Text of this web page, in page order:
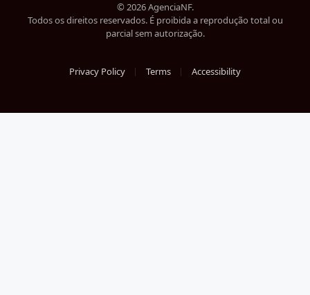
© 2026 AgenciaNF.
Todos os direitos reservados. É proibida a reprodução total ou
parcial sem autorização.
Privacy Policy Terms Accessibility